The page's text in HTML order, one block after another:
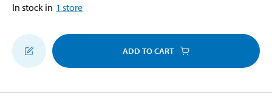
In stock in 1 store
ADD TO CART